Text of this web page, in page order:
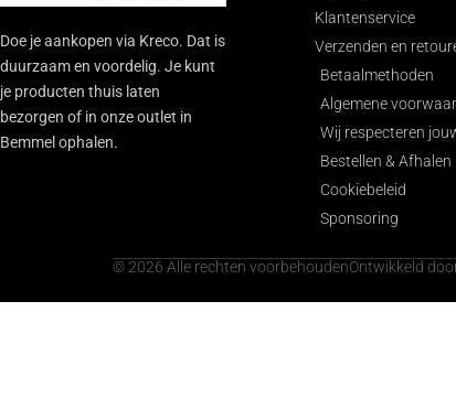
Doe je aankopen via Kreco. Dat is
duurzaam en voordelig. Je kunt
je producten thuis laten
bezorgen of in onze outlet in
Bemmel ophalen.
Klantenservice
Verzenden en
Betaalmethoden
Algemene
Wij respecteren
Bestellen & Afhalen
Cookiebeleid
Sponsoring
© 2026 Alle rechten voorbehoudenOntwikkeld